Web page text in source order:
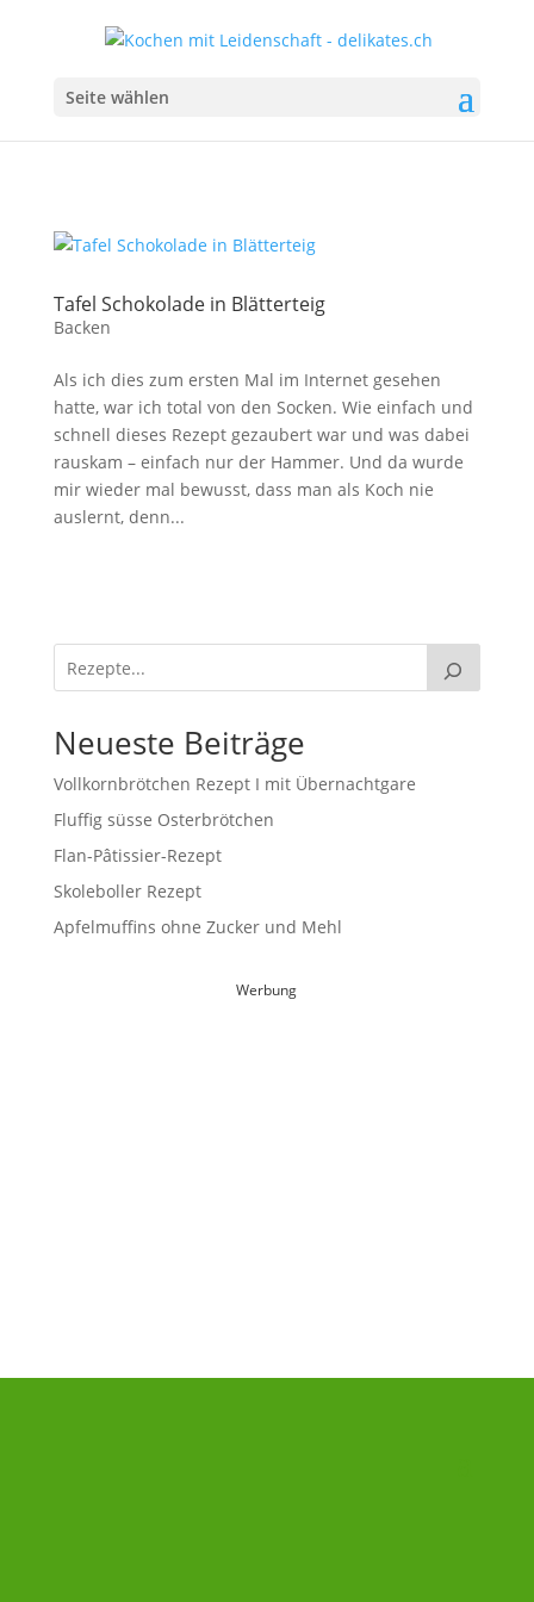
Seite wählen
Tafel Schokolade in Blätterteig
Backen
Als ich dies zum ersten Mal im Internet gesehen
hatte, war ich total von den Socken. Wie einfach und
schnell dieses Rezept gezaubert war und was dabei
rauskam – einfach nur der Hammer. Und da wurde
mir wieder mal bewusst, dass man als Koch nie
auslernt, denn...
Neueste Beiträge
Vollkornbrötchen Rezept I mit Übernachtgare
Fluffig süsse Osterbrötchen
Flan-Pâtissier-Rezept
Skoleboller Rezept
Apfelmuffins ohne Zucker und Mehl
Werbung